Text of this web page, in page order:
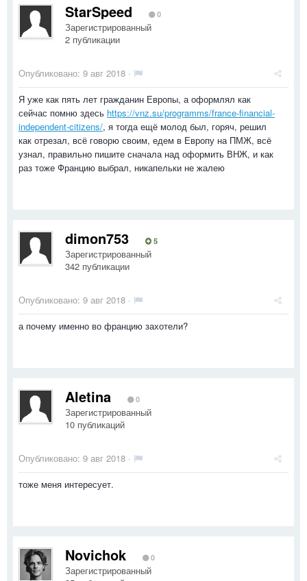
StarSpeed 0
Зарегистрированный
2 публикации
Опубликовано: 9 авг 2018 ·
Я уже как пять лет гражданин Европы, а оформлял как
сейчас помню здесь https://vnz.su/programms/france-financial-
independent-citizens/, я тогда ещё молод был, горяч, решил
как отрезал, всё говорю своим, едем в Европу на ПМЖ, всё
узнал, правильно пишите сначала над оформить ВНЖ, и как
раз тоже Францию выбрал, никапельки не жалею
dimon753 5
Зарегистрированный
342 публикации
Опубликовано: 9 авг 2018 ·
а почему именно во францию захотели?
Aletina 0
Зарегистрированный
10 публикаций
Опубликовано: 9 авг 2018 ·
тоже меня интересует.
Novichok 0
Зарегистрированный